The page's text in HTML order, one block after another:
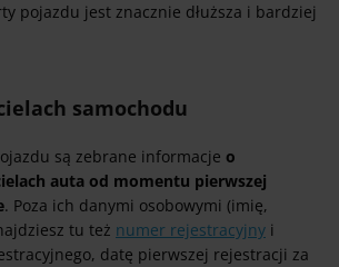
pojazdu jest znacznie dłuższa i bardziej
samochodu
są zebrane informacje o
auta od momentu pierwszej
. Poza ich danymi osobowymi (imię,
tu też numer rejestracyjny i
datę pierwszej rejestracji za